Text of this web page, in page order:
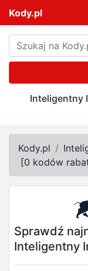
Kody.pl
Inteligentny
Kody.pl
[0 kodów
Sprawdź
Inteligentny